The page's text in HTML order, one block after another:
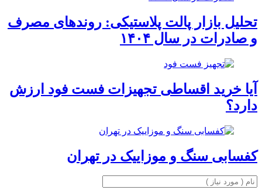
تحلیل بازار پالت پلاستیکی: روندهای مصرف
و صادرات در سال ۱۴۰۴
آیا خرید اقساطی تجهیزات فست فود ارزش
دارد؟
کفسابی سنگ و موزاییک در تهران